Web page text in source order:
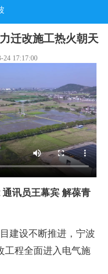
迁改施工热火朝天
24 17:17:00
讯员王幕宾 解葆青
建设不断推进，宁波
工程全面进入电气施